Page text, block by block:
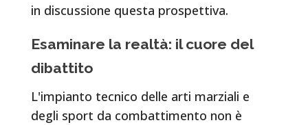
in discussione questa prospettiva.
Esaminare la realtà: il cuore del
dibattito
L'impianto tecnico delle arti marziali e
degli sport da combattimento non è